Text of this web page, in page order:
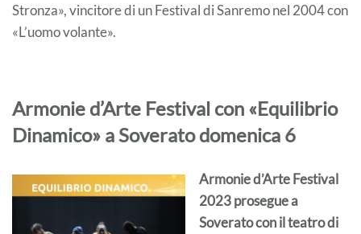
Stronza», vincitore di un Festival di Sanremo nel 2004 con
«L’uomo volante».
Armonie d’Arte Festival con «Equilibrio
Dinamico» a Soverato domenica 6
Armonie d’Arte Festival
2023 prosegue a
Soverato con il teatro di